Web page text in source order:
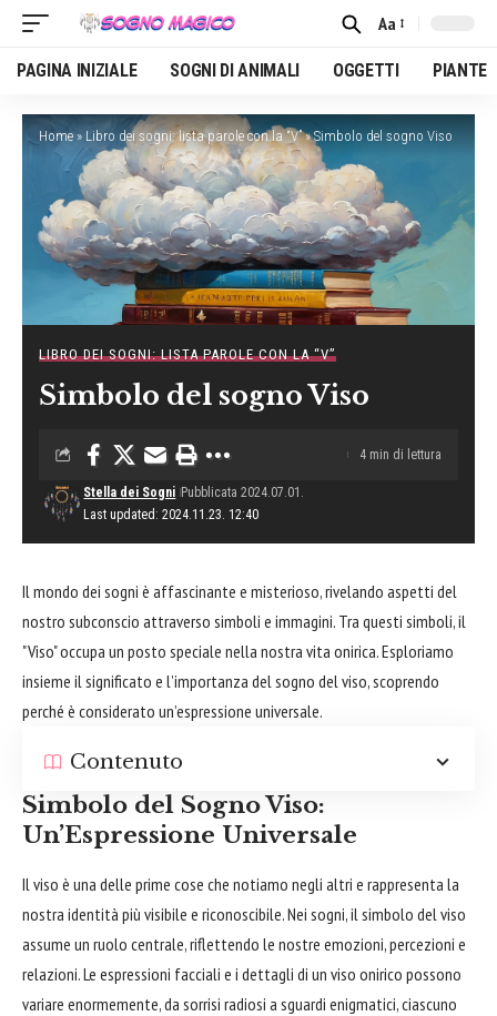
Font
Resizer
Aa
PAGINA INIZIALE SOGNI DI ANIMALI OGGETTI PIANTE
Home» Libro dei sogni: lista parole con la “V”»Simbolo del sogno Viso
LIBRO DEI SOGNI: LISTA PAROLE CON LA “V”
Simbolo del sogno Viso
Last updated: 2024.11.23. 12:40
Stella dei Sogni Pubblicata 2024.07.01.
4 min di lettura
Il mondo dei sogni è affascinante e misterioso, rivelando aspetti del
nostro subconscio attraverso simboli e immagini. Tra questi simboli, il
"Viso" occupa un posto speciale nella nostra vita onirica. Esploriamo
insieme il significato e l’importanza del sogno del viso, scoprendo
perché è considerato un’espressione universale.
Contenuto
Simbolo del Sogno Viso:
Un’Espressione Universale
Il viso è una delle prime cose che notiamo negli altri e rappresenta la
nostra identità più visibile e riconoscibile. Nei sogni, il simbolo del viso
assume un ruolo centrale, riflettendo le nostre emozioni, percezioni e
relazioni. Le espressioni facciali e i dettagli di un viso onirico possono
variare enormemente, da sorrisi radiosi a sguardi enigmatici, ciascuno